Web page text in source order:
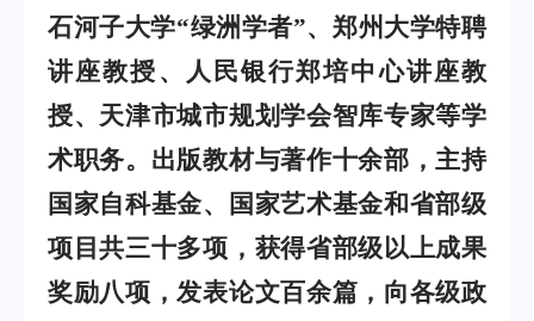
石河子大学“绿洲学者”、郑州大学特聘
讲座教授、人民银行郑培中心讲座教
授、天津市城市规划学会智库专家等学
术职务。出版教材与著作十余部，主持
国家自科基金、国家艺术基金和省部级
项目共三十多项，获得省部级以上成果
奖励八项，发表论文百余篇，向各级政